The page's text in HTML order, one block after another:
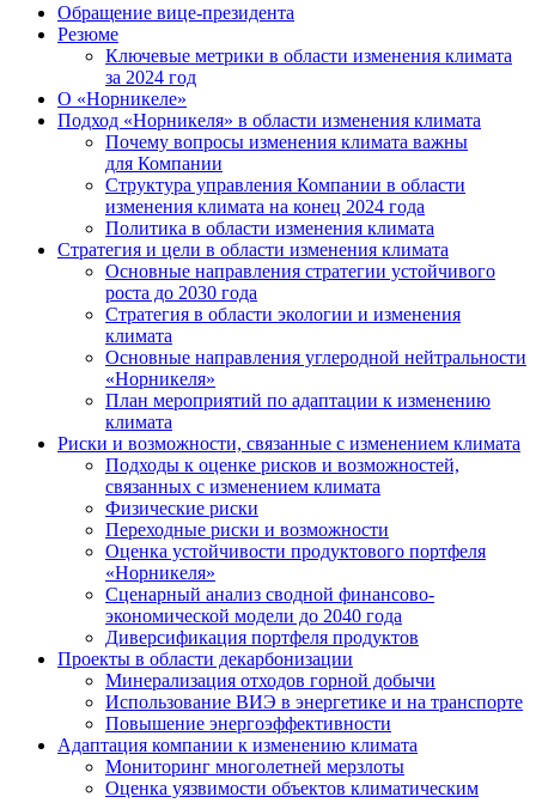
Обращение вице-президента
Резюме
Ключевые метрики в области изменения климата
за 2024 год
О «Норникеле»
Подход «Норникеля» в области изменения климата
Почему вопросы изменения климата важны
для Компании
Структура управления Компании в области
изменения климата на конец 2024 года
Политика в области изменения климата
Стратегия и цели в области изменения климата
Основные направления стратегии устойчивого
роста до 2030 года
Стратегия в области экологии и изменения
климата
Основные направления углеродной нейтральности
«Норникеля»
План мероприятий по адаптации к изменению
климата
Риски и возможности, связанные с изменением климата
Подходы к оценке рисков и возможностей,
связанных с изменением климата
Физические риски
Переходные риски и возможности
Оценка устойчивости продуктового портфеля
«Норникеля»
Сценарный анализ сводной финансово-
экономической модели до 2040 года
Диверсификация портфеля продуктов
Проекты в области декарбонизации
Минерализация отходов горной добычи
Использование ВИЭ в энергетике и на транспорте
Повышение энергоэффективности
Адаптация компании к изменению климата
Мониторинг многолетней мерзлоты
Оценка уязвимости объектов климатическим